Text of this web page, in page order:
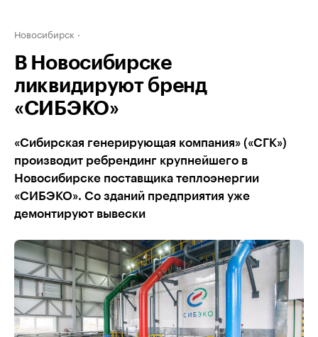
Новосибирск
В Новосибирске
ликвидируют бренд
«СИБЭКО»
​«Сибирская генерирующая компания» («СГК»)
производит ребрендинг крупнейшего в
Новосибирске поставщика теплоэнергии
«СИБЭКО». Со зданий предприятия уже
демонтируют вывески